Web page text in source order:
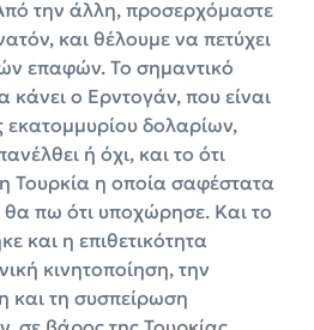
την άλλη, προσερχόμαστε
και θέλουμε να πετύχει
επαφών. Το σημαντικό
κάνει ο Ερντογάν, που είναι
εκατομμυρίου δολαρίων,
ή όχι, και το ότι
Τουρκία η οποία σαφέστατα
πω ότι υποχώρησε. Και το
και η επιθετικότητα
κινητοποίηση, την
και τη συσπείρωση